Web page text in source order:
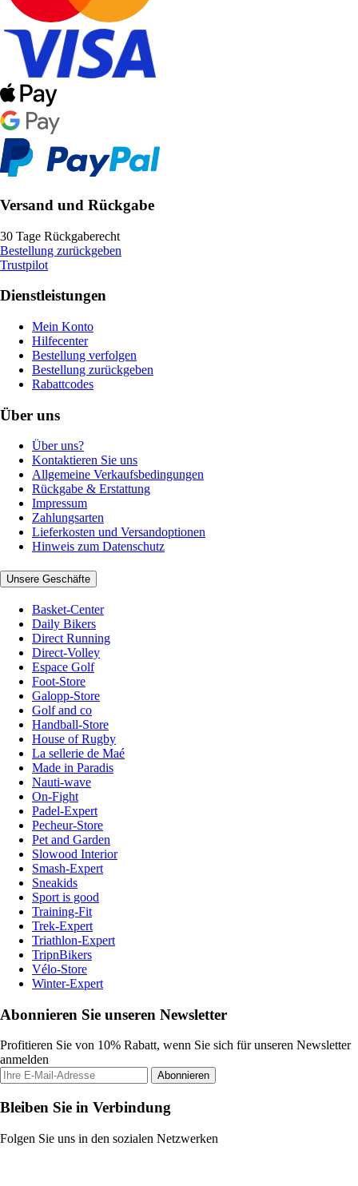
Versand und Rückgabe
30 Tage Rückgaberecht
Bestellung zurückgeben
Trustpilot
Dienstleistungen
Mein Konto
Hilfecenter
Bestellung verfolgen
Bestellung zurückgeben
Rabattcodes
Über uns
Über uns?
Kontaktieren Sie uns
Allgemeine Verkaufsbedingungen
Rückgabe & Erstattung
Impressum
Zahlungsarten
Lieferkosten und Versandoptionen
Hinweis zum Datenschutz
Unsere Geschäfte
Basket-Center
Daily Bikers
Direct Running
Direct-Volley
Espace Golf
Foot-Store
Galopp-Store
Golf and co
Handball-Store
House of Rugby
La sellerie de Maé
Made in Paradis
Nauti-wave
On-Fight
Padel-Expert
Pecheur-Store
Pet and Garden
Slowood Interior
Smash-Expert
Sneakids
Sport is good
Training-Fit
Trek-Expert
Triathlon-Expert
TripnBikers
Vélo-Store
Winter-Expert
Abonnieren Sie unseren Newsletter
Profitieren Sie von 10% Rabatt, wenn Sie sich für unseren Newsletter
anmelden
Abonnieren
Bleiben Sie in Verbindung
Folgen Sie uns in den sozialen Netzwerken